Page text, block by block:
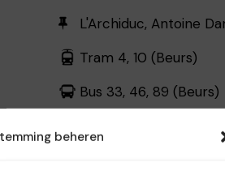
beheren
L'Archiduc, Antoine
Tram 4, 10 (Beurs)
Bus 33, 46, 89 (Beurs)